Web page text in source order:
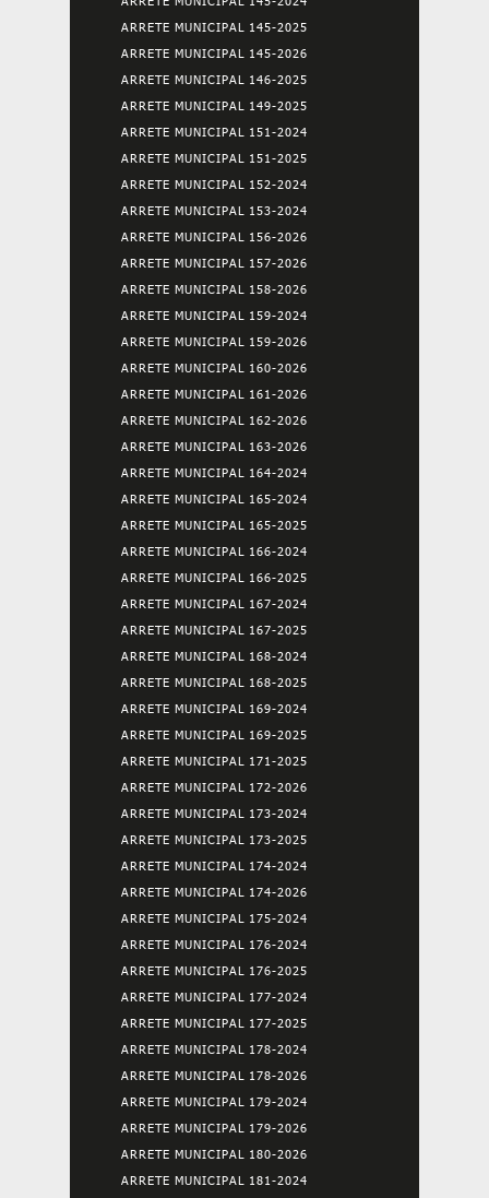
ARRETE MUNICIPAL 145-2025
ARRETE MUNICIPAL 145-2026
ARRETE MUNICIPAL 146-2025
ARRETE MUNICIPAL 149-2025
ARRETE MUNICIPAL 151-2024
ARRETE MUNICIPAL 151-2025
ARRETE MUNICIPAL 152-2024
ARRETE MUNICIPAL 153-2024
ARRETE MUNICIPAL 156-2026
ARRETE MUNICIPAL 157-2026
ARRETE MUNICIPAL 158-2026
ARRETE MUNICIPAL 159-2024
ARRETE MUNICIPAL 159-2026
ARRETE MUNICIPAL 160-2026
ARRETE MUNICIPAL 161-2026
ARRETE MUNICIPAL 162-2026
ARRETE MUNICIPAL 163-2026
ARRETE MUNICIPAL 164-2024
ARRETE MUNICIPAL 165-2024
ARRETE MUNICIPAL 165-2025
ARRETE MUNICIPAL 166-2024
ARRETE MUNICIPAL 166-2025
ARRETE MUNICIPAL 167-2024
ARRETE MUNICIPAL 167-2025
ARRETE MUNICIPAL 168-2024
ARRETE MUNICIPAL 168-2025
ARRETE MUNICIPAL 169-2024
ARRETE MUNICIPAL 169-2025
ARRETE MUNICIPAL 171-2025
ARRETE MUNICIPAL 172-2026
ARRETE MUNICIPAL 173-2024
ARRETE MUNICIPAL 173-2025
ARRETE MUNICIPAL 174-2024
ARRETE MUNICIPAL 174-2026
ARRETE MUNICIPAL 175-2024
ARRETE MUNICIPAL 176-2024
ARRETE MUNICIPAL 176-2025
ARRETE MUNICIPAL 177-2024
ARRETE MUNICIPAL 177-2025
ARRETE MUNICIPAL 178-2024
ARRETE MUNICIPAL 178-2026
ARRETE MUNICIPAL 179-2024
ARRETE MUNICIPAL 179-2026
ARRETE MUNICIPAL 180-2026
ARRETE MUNICIPAL 181-2024